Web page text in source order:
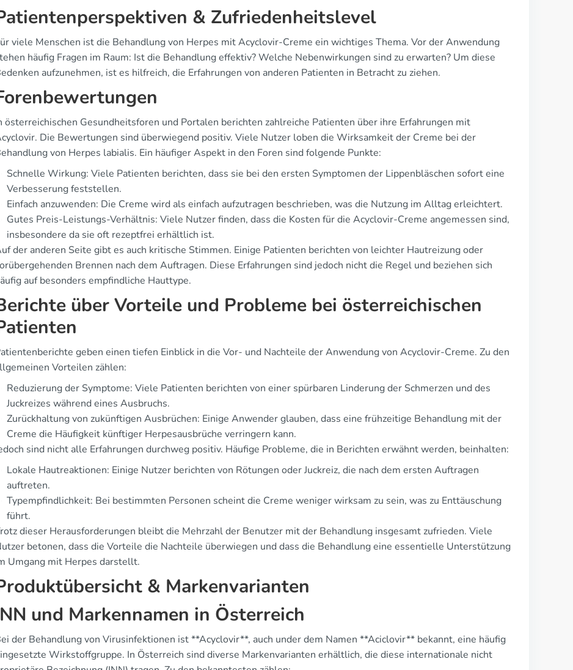
& Zufriedenheitslevel
viele Menschen ist die Behandlung von Herpes mit Acyclovir-Creme ein wichtiges Thema. Vor der Anwendung
häufig Fragen im Raum: Ist die Behandlung effektiv? Welche Nebenwirkungen sind zu erwarten? Um diese
aufzunehmen, ist es hilfreich, die Erfahrungen von anderen Patienten in Betracht zu ziehen.
österreichischen Gesundheitsforen und Portalen berichten zahlreiche Patienten über ihre Erfahrungen mit
Die Bewertungen sind überwiegend positiv. Viele Nutzer loben die Wirksamkeit der Creme bei der
von Herpes labialis. Ein häufiger Aspekt in den Foren sind folgende Punkte:
Schnelle Wirkung: Viele Patienten berichten, dass sie bei den ersten Symptomen der Lippenbläschen sofort eine
Verbesserung feststellen.
Einfach anzuwenden: Die Creme wird als einfach aufzutragen beschrieben, was die Nutzung im Alltag erleichtert.
Gutes Preis-Leistungs-Verhältnis: Viele Nutzer finden, dass die Kosten für die Acyclovir-Creme angemessen sind,
insbesondere da sie oft rezeptfrei erhältlich ist.
der anderen Seite gibt es auch kritische Stimmen. Einige Patienten berichten von leichter Hautreizung oder
Brennen nach dem Auftragen. Diese Erfahrungen sind jedoch nicht die Regel und beziehen sich
auf besonders empfindliche Hauttype.
über Vorteile und Probleme bei österreichischen
geben einen tiefen Einblick in die Vor- und Nachteile der Anwendung von Acyclovir-Creme. Zu den
Vorteilen zählen:
Reduzierung der Symptome: Viele Patienten berichten von einer spürbaren Linderung der Schmerzen und des
Juckreizes während eines Ausbruchs.
Zurückhaltung von zukünftigen Ausbrüchen: Einige Anwender glauben, dass eine frühzeitige Behandlung mit der
Creme die Häufigkeit künftiger Herpesausbrüche verringern kann.
sind nicht alle Erfahrungen durchweg positiv. Häufige Probleme, die in Berichten erwähnt werden, beinhalten:
Lokale Hautreaktionen: Einige Nutzer berichten von Rötungen oder Juckreiz, die nach dem ersten Auftragen
auftreten.
Typempfindlichkeit: Bei bestimmten Personen scheint die Creme weniger wirksam zu sein, was zu Enttäuschung
führt.
dieser Herausforderungen bleibt die Mehrzahl der Benutzer mit der Behandlung insgesamt zufrieden. Viele
betonen, dass die Vorteile die Nachteile überwiegen und dass die Behandlung eine essentielle Unterstützung
Umgang mit Herpes darstellt.
& Markenvarianten
und Markennamen in Österreich
der Behandlung von Virusinfektionen ist **Acyclovir**, auch under dem Namen **Aciclovir** bekannt, eine häufig
Wirkstoffgruppe. In Österreich sind diverse Markenvarianten erhältlich, die diese internationale nicht